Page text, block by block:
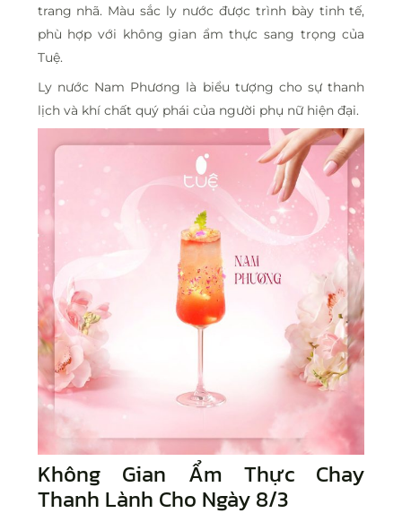
trang nhã. Màu sắc ly nước được trình bày tinh tế,
phù hợp với không gian ẩm thực sang trọng của
Tuệ.
Ly nước Nam Phương là biểu tượng cho sự thanh
lịch và khí chất quý phái của người phụ nữ hiện đại.
Không Gian Ẩm Thực Chay
Thanh Lành Cho Ngày 8/3